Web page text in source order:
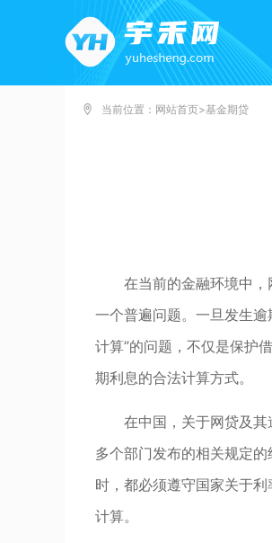
当前位置： 网站首页>基金期贷
在当前的金融环境中
一个普遍问题。一旦发生
计算”的问题，不仅是保护
期利息的合法计算方式。
在中国，关于网贷及
多个部门发布的相关规定
时，都必须遵守国家关于
计算。